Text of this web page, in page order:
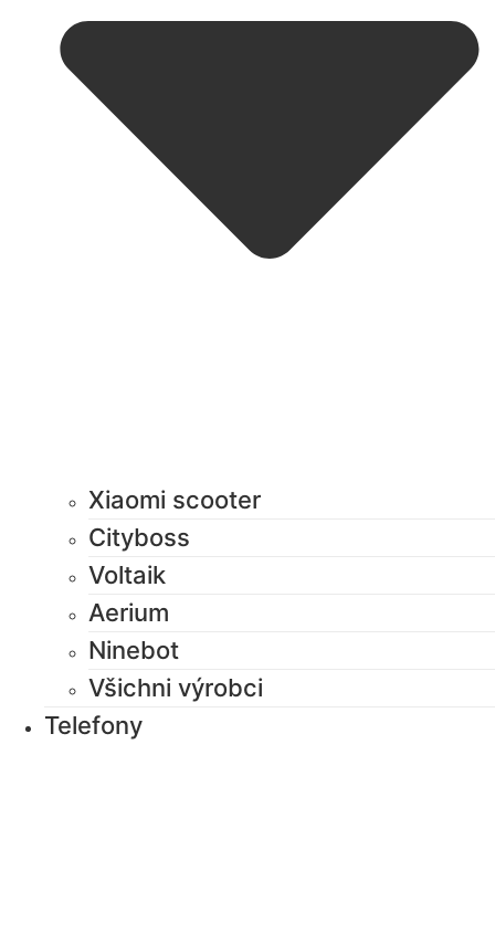
Xiaomi scooter
Cityboss
Voltaik
Aerium
Ninebot
Všichni výrobci
Telefony